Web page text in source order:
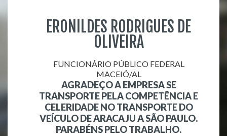
ERONILDES RODRIGUES DE
OLIVEIRA
FUNCIONÁRIO PÚBLICO FEDERAL
MACEIÓ/AL
AGRADEÇO A EMPRESA SE
TRANSPORTE PELA COMPETÊNCIA E
CELERIDADE NO TRANSPORTE DO
VEÍCULO DE ARACAJU A SÃO PAULO.
PARABÉNS PELO TRABALHO.